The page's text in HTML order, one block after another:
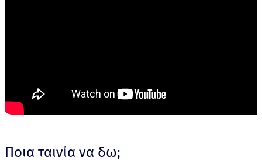
Ποια ταινία να δω;